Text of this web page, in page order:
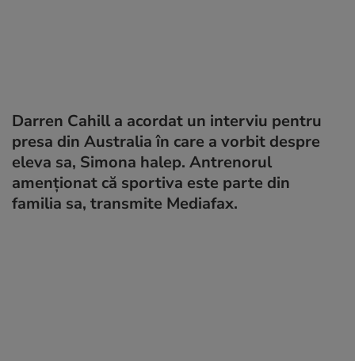
Darren Cahill a acordat un interviu pentru
presa din Australia în care a vorbit despre
eleva sa, Simona halep. Antrenorul
amenționat că sportiva este parte din
familia sa, transmite Mediafax.